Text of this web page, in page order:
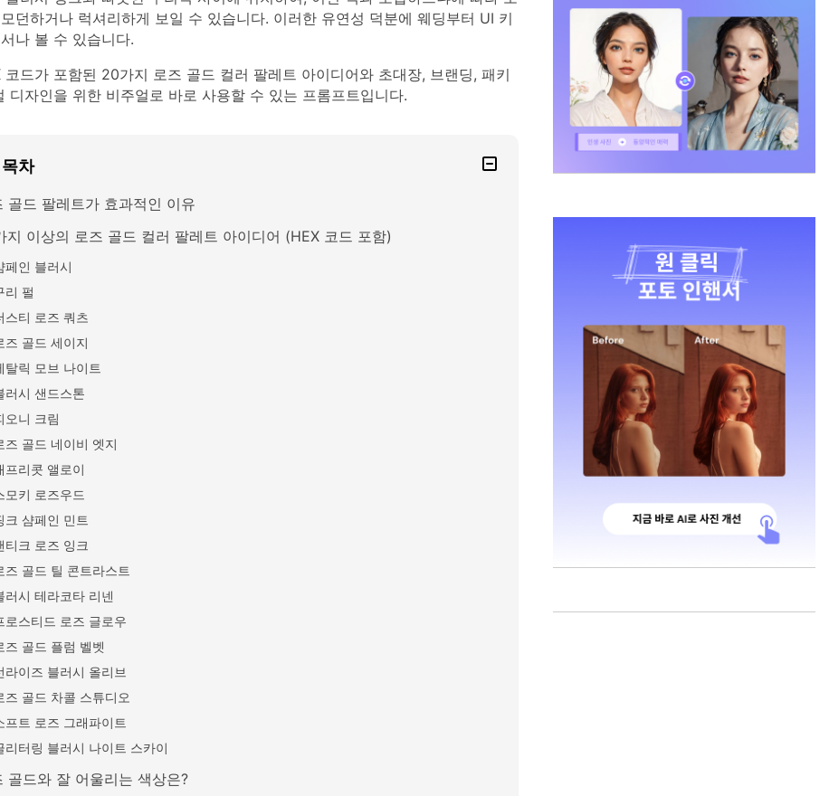
던하거나 럭셔리하게 보일 수 있습니다. 이러한 유연성 덕분에 웨딩부터 UI 키
나 볼 수 있습니다.
코드가 포함된 20가지 로즈 골드 컬러 팔레트 아이디어와 초대장, 브랜딩, 패키
디자인을 위한 비주얼로 바로 사용할 수 있는 프롬프트입니다.
차
골드 팔레트가 효과적인 이유
지 이상의 로즈 골드 컬러 팔레트 아이디어 (HEX 코드 포함)
페인 블러시
리 펄
스티 로즈 쿼츠
즈 골드 세이지
탈릭 모브 나이트
러시 샌드스톤
오니 크림
즈 골드 네이비 엣지
프리콧 앨로이
모키 로즈우드
크 샴페인 민트
티크 로즈 잉크
즈 골드 틸 콘트라스트
러시 테라코타 리넨
로스티드 로즈 글로우
즈 골드 플럼 벨벳
라이즈 블러시 올리브
즈 골드 차콜 스튜디오
프트 로즈 그래파이트
리터링 블러시 나이트 스카이
골드와 잘 어울리는 색상은?